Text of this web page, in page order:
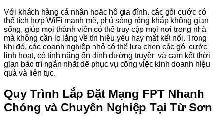
Với khách hàng cá nhân hoặc hộ gia đình, các gói cước có
thể tích hợp WiFi mạnh mẽ, phủ sóng rộng khắp không gian
sống, giúp mọi thành viên có thể truy cập mọi nơi trong nhà
mà không cần lo lắng về tín hiệu yếu hay mất kết nối. Trong
khi đó, các doanh nghiệp nhỏ có thể lựa chọn các gói cước
linh hoạt, có tính năng ổn định đường truyền và cam kết thời
gian bảo trì ngắn nhất để phục vụ công việc kinh doanh hiệu
quả và liên tục.
Quy Trình Lắp Đặt Mạng FPT Nhanh
Chóng và Chuyên Nghiệp Tại Từ Sơn